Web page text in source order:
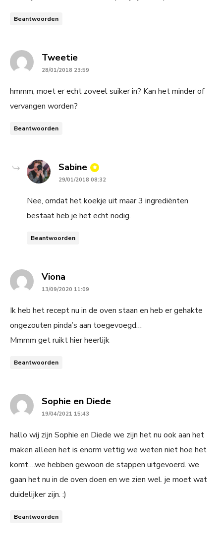
Beantwoorden
Tweetiesays:
28/01/2018 23:59
hmmm, moet er echt zoveel suiker in? Kan het minder of
vervangen worden?
Beantwoorden
Sabine says:
29/01/2018 08:32
Nee, omdat het koekje uit maar 3 ingrediënten
bestaat heb je het echt nodig.
Beantwoorden
Viona
13/09/2020 11:09
Ik heb het recept nu in de oven staan en heb er gehakte
ongezouten pinda’s aan toegevoegd…
Mmmm get ruikt hier heerlijk
Beantwoorden
Sophie en Diedesays:
19/04/2021 15:43
hallo wij zijn Sophie en Diede we zijn het nu ook aan het
maken alleen het is enorm vettig we weten niet hoe het
komt….we hebben gewoon de stappen uitgevoerd. we
gaan het nu in de oven doen en we zien wel. je moet wat
duidelijker zijn. :)
Beantwoorden